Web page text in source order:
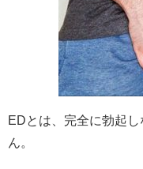
EDとは、完全に勃起
ん。